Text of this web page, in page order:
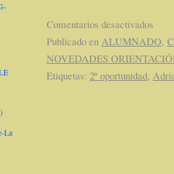
Comentarios desactivados
Publicado en ALUMNADO,
NOVEDADES
Etiquetas: 2ª oportunidad,
La